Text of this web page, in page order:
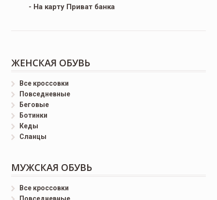
- На карту Приват банка
ЖЕНСКАЯ ОБУВЬ
Все кроссовки
Повседневные
Беговые
Ботинки
Кеды
Сланцы
МУЖСКАЯ ОБУВЬ
Все кроссовки